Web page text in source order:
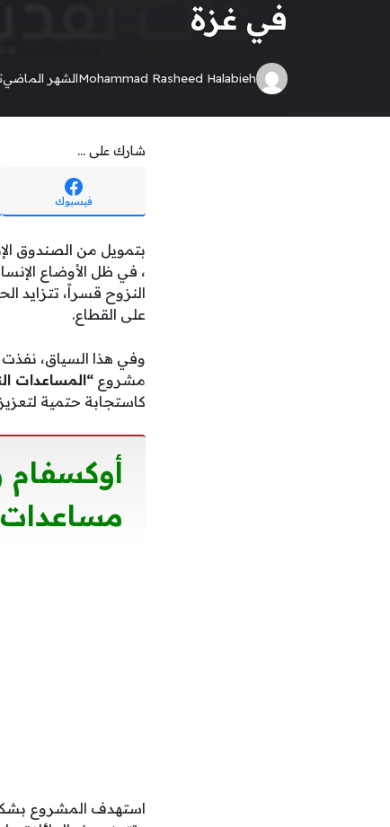
في غزة
Mohammad Rasheed Halabiehالشهر الماضي
شارك على ...
فيسبوك
بتمويل من الصندوق
، في ظل الأوضاع
النزوح قسراً، تتزايد
على القطاع.
وفي هذا السياق،
مشروع “المساعدات
كاستجابة حتمية
أوكسفام
مساعدات
استهدف المشروع